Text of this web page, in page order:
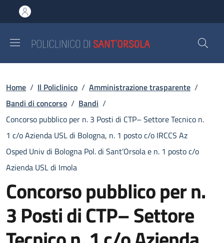
al contenuto principale
to footer content
Briciole di pane
Home / Il Policlinico / Amministrazione trasparente /
Bandi di concorso / Bandi /
Concorso pubblico per n. 3 Posti di CTP– Settore Tecnico n.
1 c/o Azienda USL di Bologna, n. 1 posto c/o IRCCS Az
Osped Univ di Bologna Pol. di Sant’Orsola e n. 1 posto c/o
Azienda USL di Imola
Concorso pubblico per n.
3 Posti di CTP– Settore